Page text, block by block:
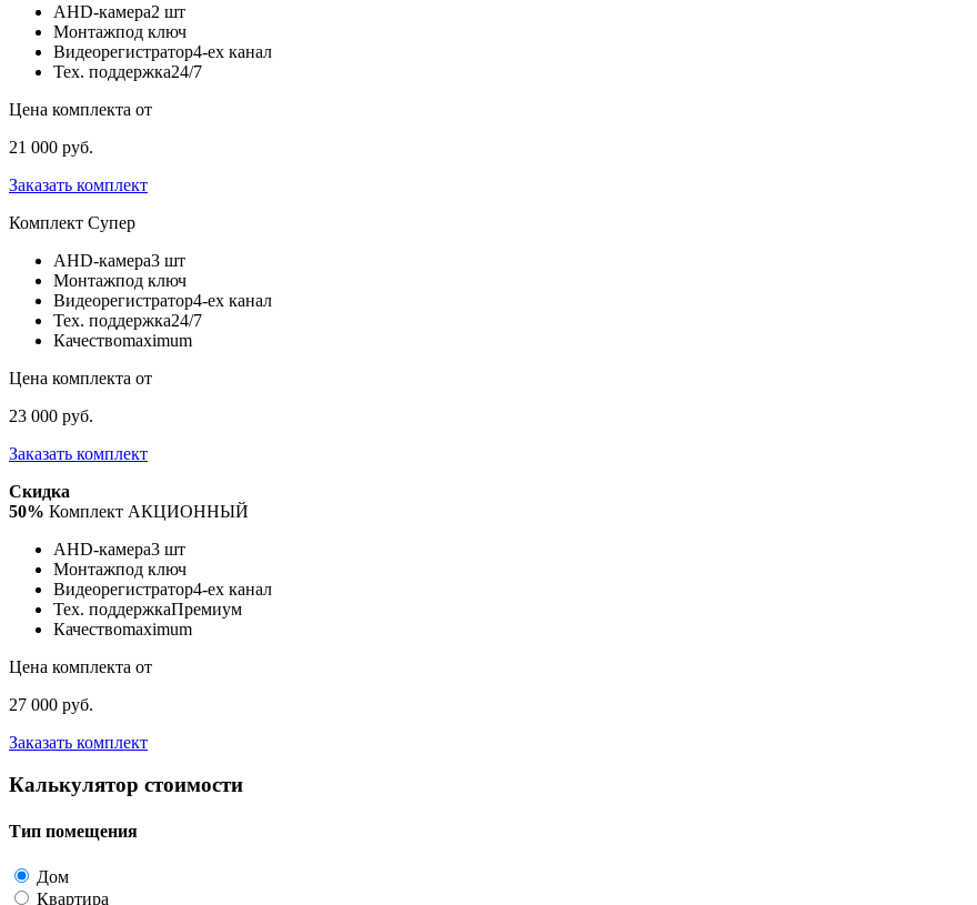
AHD-камера2 шт
Монтажпод ключ
Видеорегистратор4-ех канал
Тех. поддержка24/7
Цена комплекта от
21 000 руб.
Заказать комплект
Комплект Супер
AHD-камера3 шт
Монтажпод ключ
Видеорегистратор4-ех канал
Тех. поддержка24/7
Качествоmaximum
Цена комплекта от
23 000 руб.
Заказать комплект
Скидка
50% Комплект АКЦИОННЫЙ
AHD-камера3 шт
Монтажпод ключ
Видеорегистратор4-ех канал
Тех. поддержкаПремиум
Качествоmaximum
Цена комплекта от
27 000 руб.
Заказать комплект
Калькулятор стоимости
Тип помещения
Дом
Квартира